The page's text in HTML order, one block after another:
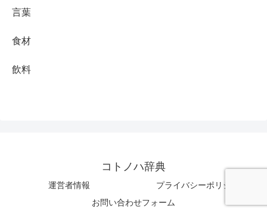
言葉
食材
飲料
コトノハ辞典
運営者情報
プライバシーポリシー
お問い合わせフォーム